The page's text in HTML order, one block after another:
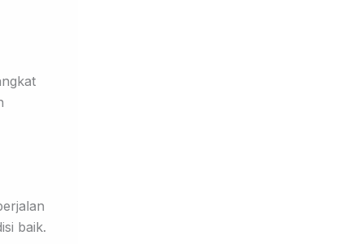
baik.